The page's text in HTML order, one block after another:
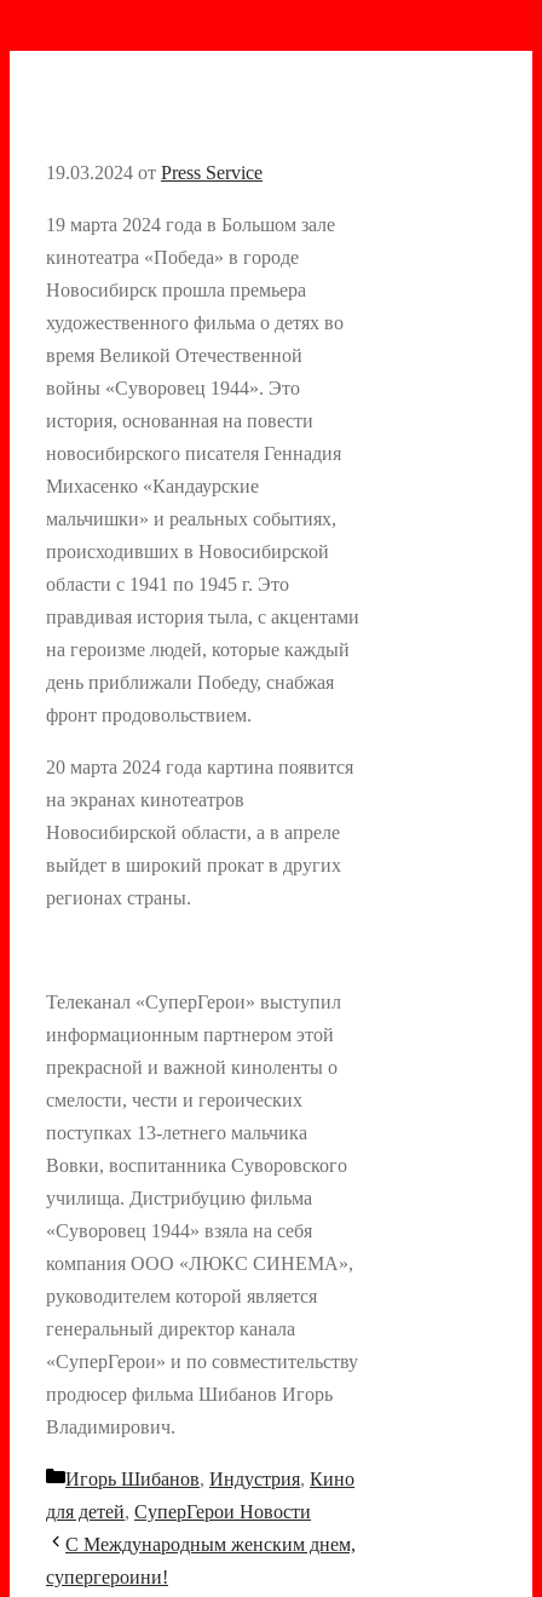
19.03.2024 от Press Service
19 марта 2024 года в Большом зале
кинотеатра «Победа» в городе
Новосибирск прошла премьера
художественного фильма о детях во
время Великой Отечественной
войны «Суворовец 1944». Это
история, основанная на повести
новосибирского писателя Геннадия
Михасенко «Кандаурские
мальчишки» и реальных событиях,
происходивших в Новосибирской
области с 1941 по 1945 г. Это
правдивая история тыла, с акцентами
на героизме людей, которые каждый
день приближали Победу, снабжая
фронт продовольствием.
20 марта 2024 года картина появится
на экранах кинотеатров
Новосибирской области, а в апреле
выйдет в широкий прокат в других
регионах страны.
Телеканал «СуперГерои» выступил
информационным партнером этой
прекрасной и важной киноленты о
смелости, чести и героических
поступках 13-летнего мальчика
Вовки, воспитанника Суворовского
училища. Дистрибуцию фильма
«Суворовец 1944» взяла на себя
компания ООО «ЛЮКС СИНЕМА»,
руководителем которой является
генеральный директор канала
«СуперГерои» и по совместительству
продюсер фильма Шибанов Игорь
Владимирович.
Рубрики
Игорь Шибанов, Индустрия, Кино
для детей, СуперГерои Новости
Навигация
записи
С Международным женским днем,
супергероини!